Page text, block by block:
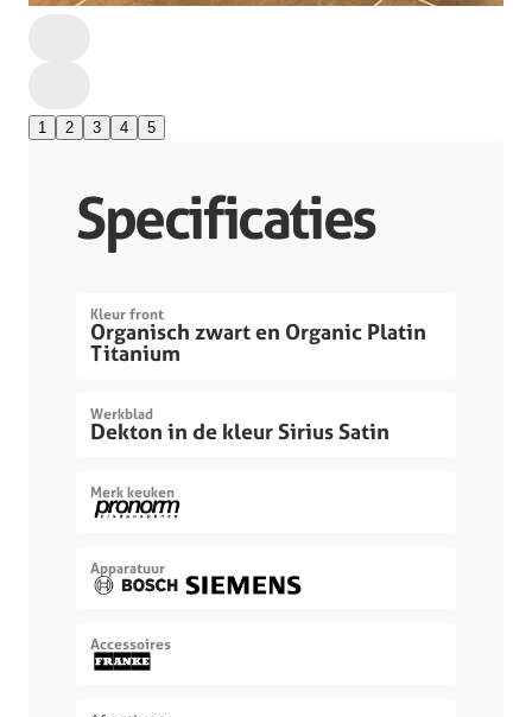
1 2 3 4 5
Specificaties
Kleur front
Organisch zwart en Organic Platin
Titanium
Werkblad
Dekton in de kleur Sirius Satin
Merk keuken
Apparatuur
Accessoires